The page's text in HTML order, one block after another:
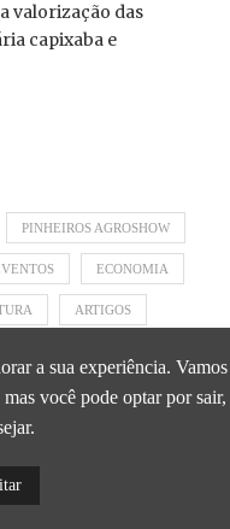
valorização das
capixaba e
PINHEIROS AGROSHOW
ECONOMIA
ARTIGOS
a sua experiência. Vamos
você pode optar por sair,